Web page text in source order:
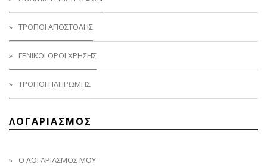
ΤΡΌΠΟΙ ΑΠΟΣΤΟΛΉΣ
ΓΕΝΙΚΟΊ ΌΡΟΙ ΧΡΉΣΗΣ
ΤΡΟΠΟΙ ΠΛΗΡΩΜΗΣ
ΛΟΓΑΡΙΑΣΜΟΣ
Ο ΛΟΓΑΡΙΑΣΜΟΣ ΜΟΥ